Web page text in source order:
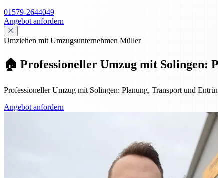
01579-2644049
Angebot anfordern
Umziehen mit Umzugsunternehmen Müller
🏠 Professioneller Umzug mit Solingen:
Professioneller Umzug mit Solingen: Planung, Transport und
Angebot anfordern